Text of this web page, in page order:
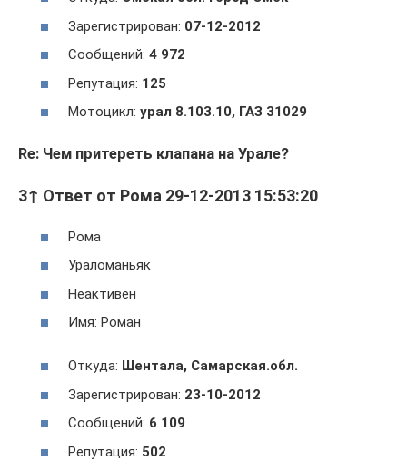
Зарегистрирован: 07-12-2012
Сообщений: 4 972
Репутация: 125
Мотоцикл: урал 8.103.10, ГАЗ 31029
Re: Чем притереть клапана на Урале?
3↑ Ответ от Рома 29-12-2013 15:53:20
Рома
Ураломаньяк
Неактивен
Имя: Роман
Откуда: Шентала, Самарская.обл.
Зарегистрирован: 23-10-2012
Сообщений: 6 109
Репутация: 502